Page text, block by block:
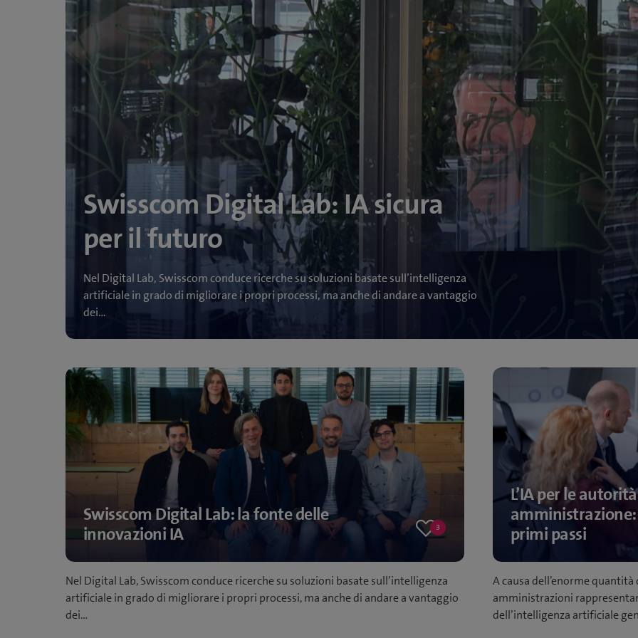
Swisscom Digital Lab: IA sicura
per il futuro
Nel Digital Lab, Swisscom conduce ricerche su soluzioni basate sull’intelligenza
artificiale in grado di migliorare i propri processi, ma anche di andare a vantaggio
dei…
3
3
Swisscom Digital Lab: la fonte delle
innovazioni IA
Nel Digital Lab, Swisscom conduce ricerche su soluzioni basate sull’intelligenza
artificiale in grado di migliorare i propri processi, ma anche di andare a vantaggio
dei…
L’IA per le
amministrazione:
primi passi
A causa dell’enorme
amministrazioni
dell’intelligenza artificiale